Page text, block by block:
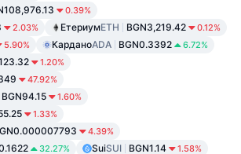
0.39%
2.03% ЕтериумETH BGN3,219.42 0.12%
5.90% КарданоADA BGN0.3392 6.72%
1.20%
47.92%
BGN94.15 1.60%
1.33%
4.39%
32.27% SuiSUI BGN1.14 1.58%